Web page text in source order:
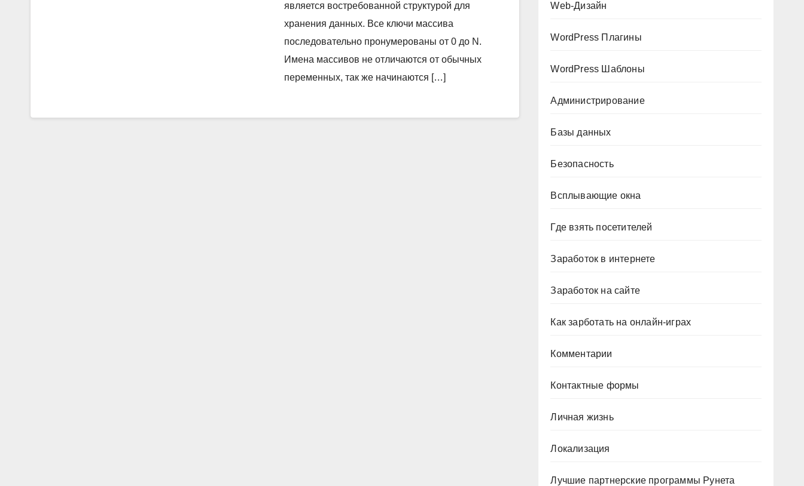
является востребованной структурой для
хранения данных. Все ключи массива
последовательно пронумерованы от 0 до N.
Имена массивов не отличаются от обычных
переменных, так же начинаются […]
Web-Дизайн
WordPress Плагины
WordPress Шаблоны
Администрирование
Базы данных
Безопасность
Всплывающие окна
Где взять посетителей
Заработок в интернете
Заработок на сайте
Как зарботать на онлайн-играх
Комментарии
Контактные формы
Личная жизнь
Локализация
Лучшие партнерские программы Рунета